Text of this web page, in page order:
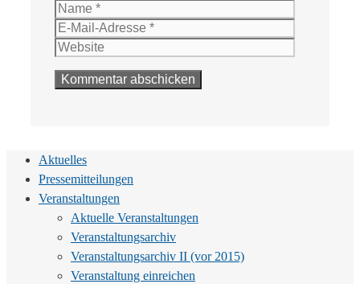
Name
Aktuelles
Pressemitteilungen
Veranstaltungen
Aktuelle Veranstaltungen
Veranstaltungsarchiv
Veranstaltungsarchiv II (vor 2015)
Veranstaltung einreichen